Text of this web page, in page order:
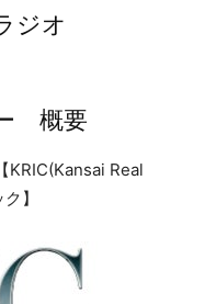
ジオ
概要
【KRIC(Kansai Real
】